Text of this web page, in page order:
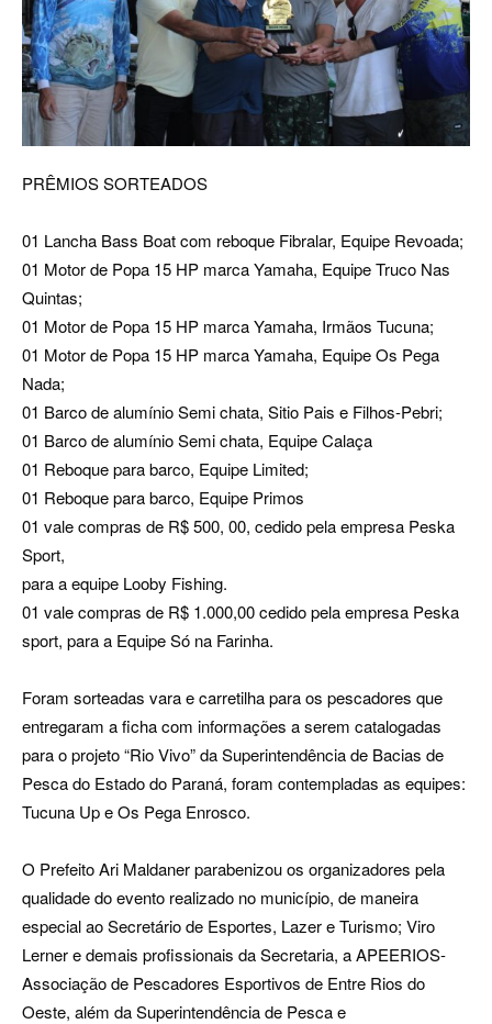
PRÊMIOS SORTEADOS
01 Lancha Bass Boat com reboque Fibralar, Equipe Revoada;
01 Motor de Popa 15 HP marca Yamaha, Equipe Truco Nas
Quintas;
01 Motor de Popa 15 HP marca Yamaha, Irmãos Tucuna;
01 Motor de Popa 15 HP marca Yamaha, Equipe Os Pega
Nada;
01 Barco de alumínio Semi chata, Sitio Pais e Filhos-Pebri;
01 Barco de alumínio Semi chata, Equipe Calaça
01 Reboque para barco, Equipe Limited;
01 Reboque para barco, Equipe Primos
01 vale compras de R$ 500, 00, cedido pela empresa Peska
Sport,
para a equipe Looby Fishing.
01 vale compras de R$ 1.000,00 cedido pela empresa Peska
sport, para a Equipe Só na Farinha.
Foram sorteadas vara e carretilha para os pescadores que
entregaram a ficha com informações a serem catalogadas
para o projeto “Rio Vivo” da Superintendência de Bacias de
Pesca do Estado do Paraná, foram contempladas as equipes:
Tucuna Up e Os Pega Enrosco.
O Prefeito Ari Maldaner parabenizou os organizadores pela
qualidade do evento realizado no município, de maneira
especial ao Secretário de Esportes, Lazer e Turismo; Viro
Lerner e demais profissionais da Secretaria, a APEERIOS-
Associação de Pescadores Esportivos de Entre Rios do
Oeste, além da Superintendência de Pesca e